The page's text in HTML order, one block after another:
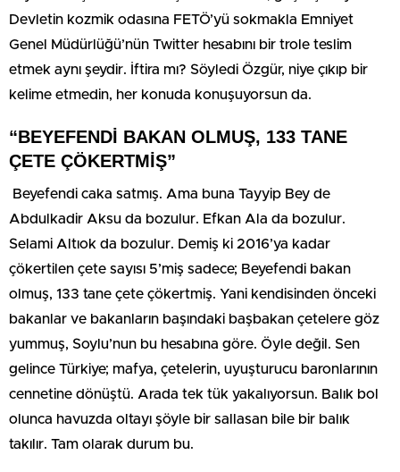
Devletin kozmik odasına FETÖ’yü sokmakla Emniyet
Genel Müdürlüğü’nün Twitter hesabını bir trole teslim
etmek aynı şeydir. İftira mı? Söyledi Özgür, niye çıkıp bir
kelime etmedin, her konuda konuşuyorsun da.
“BEYEFENDİ BAKAN OLMUŞ, 133 TANE
ÇETE ÇÖKERTMİŞ”
Beyefendi caka satmış. Ama buna Tayyip Bey de
Abdulkadir Aksu da bozulur. Efkan Ala da bozulur.
Selami Altıok da bozulur. Demiş ki 2016’ya kadar
çökertilen çete sayısı 5’miş sadece; Beyefendi bakan
olmuş, 133 tane çete çökertmiş. Yani kendisinden önceki
bakanlar ve bakanların başındaki başbakan çetelere göz
yummuş, Soylu’nun bu hesabına göre. Öyle değil. Sen
gelince Türkiye; mafya, çetelerin, uyuşturucu baronlarının
cennetine dönüştü. Arada tek tük yakalıyorsun. Balık bol
olunca havuzda oltayı şöyle bir sallasan bile bir balık
takılır. Tam olarak durum bu.